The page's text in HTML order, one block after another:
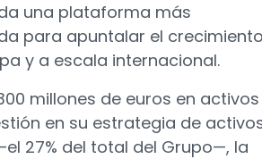
una plataforma más
para apuntalar el
y a escala internacional.
millones de euros en activos
en su estrategia de
27% del total del Grupo—, la